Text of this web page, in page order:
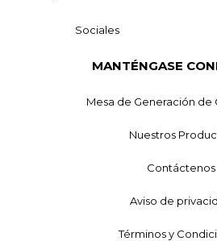
Sociales
MANTÉNGASE
Mesa de Generación de
Nuestros
Contáctenos
Aviso de
Términos y